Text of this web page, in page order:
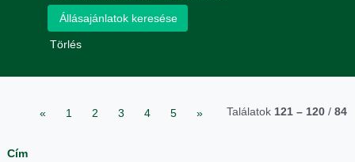
Törlés
Találatok 121 – 120 / 84
« 1 2 3 4 5 »
Cím